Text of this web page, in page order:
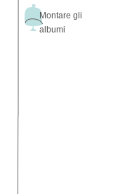
Montare gli
albumi